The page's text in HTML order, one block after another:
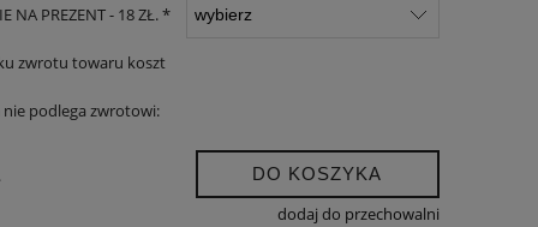
NA PREZENT - 18 ZŁ. *
zwrotu towaru koszt
podlega zwrotowi:
DO KOSZYKA
dodaj do przechowalni